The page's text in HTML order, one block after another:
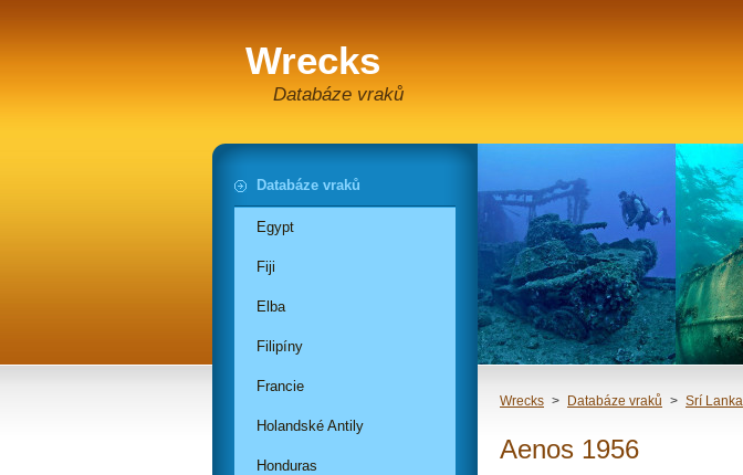
Wrecks
Databáze vraků
Wrecks > Databáze vraků > Srí Lanka
Aenos 1956
Databáze vraků
Egypt
Fiji
Elba
Filipíny
Francie
Holandské Antily
Honduras